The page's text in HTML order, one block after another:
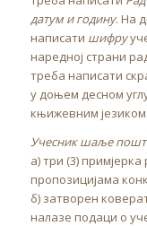
датум и годину. На
написати шифру
наредној страни
треба написати
у доњем десном
књижевним језиком
Учесник шаље
а) три (3)
пропозицијама
б) затворен
налазе подаци о